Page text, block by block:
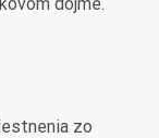
dojme.
zo